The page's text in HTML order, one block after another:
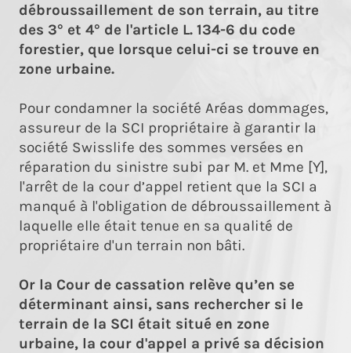
débroussaillement de son terrain, au titre
des 3° et 4° de l'article L. 134-6 du code
forestier, que lorsque celui-ci se trouve en
zone urbaine.
Pour condamner la société Aréas dommages,
assureur de la SCI propriétaire à garantir la
société Swisslife des sommes versées en
réparation du sinistre subi par M. et Mme [Y],
l'arrêt de la cour d’appel retient que la SCI a
manqué à l'obligation de débroussaillement à
laquelle elle était tenue en sa qualité de
propriétaire d'un terrain non bâti.
Or la Cour de cassation relève qu’en se
déterminant ainsi, sans rechercher si le
terrain de la SCI était situé en zone
urbaine, la cour d'appel a privé sa décision